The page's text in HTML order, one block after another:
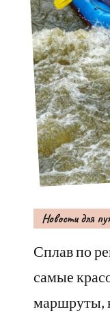
Новости для
Сплав по
самые
маршруты,